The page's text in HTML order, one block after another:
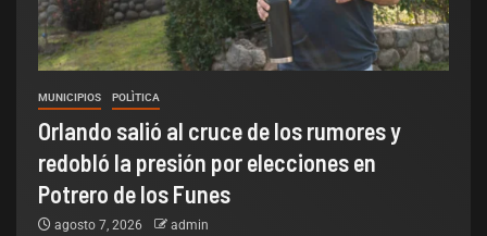
MUNICIPIOS POLÌTICA
Orlando salió al cruce de los rumores y
redobló la presión por elecciones en
Potrero de los Funes
agosto 7, 2026 admin